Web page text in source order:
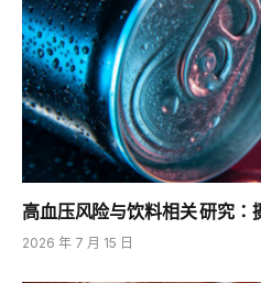
高血压风险与饮料相关 研究
2026 年 7 月 15 日